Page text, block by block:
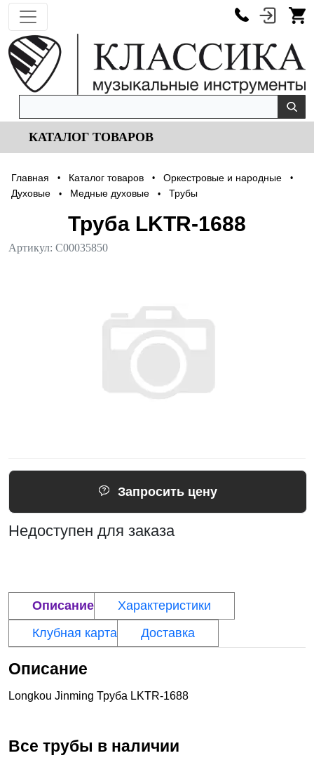
КАТАЛОГ ТОВАРОВ
Главная • Каталог товаров • Оркестровые и народные •
Духовые • Медные духовые • Трубы
Труба LKTR-1688
Артикул: С00035850
Запросить цену
Недоступен для заказа
Описание
Характеристики
Клубная карта
Доставка
Описание
Longkou Jinming Труба LKTR-1688
Все трубы в наличии